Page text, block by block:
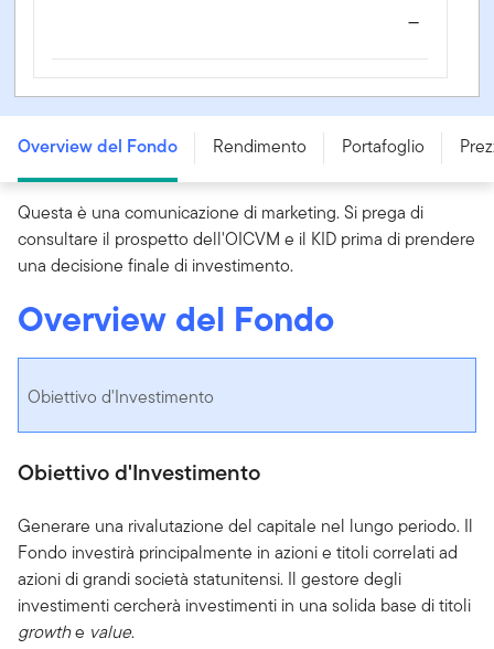
—
FTGF Putnam US Research Fund - A EUR ACC H -
IE00B8K62S50
Overview del Fondo Rendimento Portafoglio
Questa è una comunicazione di marketing. Si prega di
consultare il prospetto dell'OICVM e il KID prima di prendere
una decisione finale di investimento.
Overview del Fondo
Obiettivo d'Investimento
Obiettivo d'Investimento
Generare una rivalutazione del capitale nel lungo periodo. Il
Fondo investirà principalmente in azioni e titoli correlati ad
azioni di grandi società statunitensi. Il gestore degli
investimenti cercherà investimenti in una solida base di titoli
growthe value.